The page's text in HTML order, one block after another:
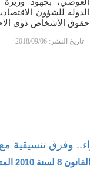
الدولة للشؤون
حقوق الأشخاص ذوي
تاريخ النشر: 2018/09/06
وفرق تنسيقية
بحقوق